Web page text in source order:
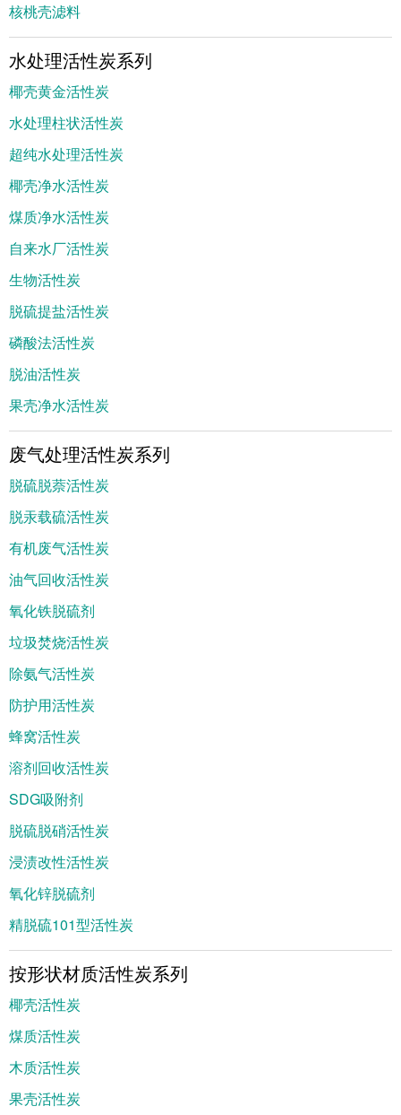
核桃壳滤料
水处理活性炭系列
椰壳黄金活性炭
水处理柱状活性炭
超纯水处理活性炭
椰壳净水活性炭
煤质净水活性炭
自来水厂活性炭
生物活性炭
脱硫提盐活性炭
磷酸法活性炭
脱油活性炭
果壳净水活性炭
废气处理活性炭系列
脱硫脱萘活性炭
脱汞载硫活性炭
有机废气活性炭
油气回收活性炭
氧化铁脱硫剂
垃圾焚烧活性炭
除氨气活性炭
防护用活性炭
蜂窝活性炭
溶剂回收活性炭
SDG吸附剂
脱硫脱硝活性炭
浸渍改性活性炭
氧化锌脱硫剂
精脱硫101型活性炭
按形状材质活性炭系列
椰壳活性炭
煤质活性炭
木质活性炭
果壳活性炭